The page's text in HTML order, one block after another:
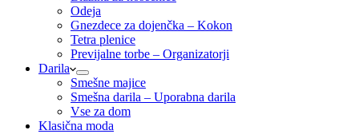
Odeja
Gnezdece za dojenčka – Kokon
Tetra plenice
Previjalne torbe – Organizatorji
Darila
Smešne majice
Smešna darila – Uporabna darila
Vse za dom
Klasična moda